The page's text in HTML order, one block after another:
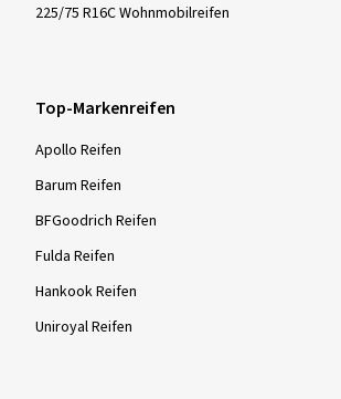
225/75 R16C Wohnmobilreifen
Top-Markenreifen
Apollo Reifen
Barum Reifen
BFGoodrich Reifen
Fulda Reifen
Hankook Reifen
Uniroyal Reifen